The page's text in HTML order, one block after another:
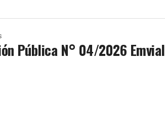
Pública N° 04/2026 Emvial